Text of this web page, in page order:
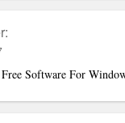
Software For